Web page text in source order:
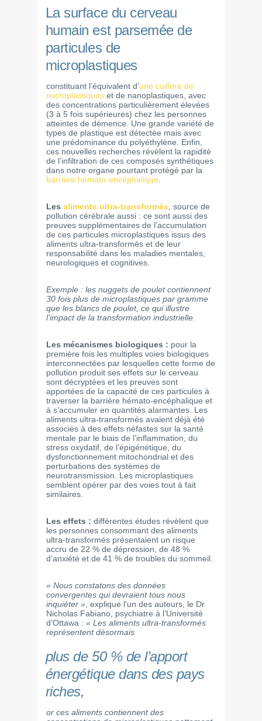
La surface du cerveau
humain est parsemée de
particules de
microplastiques
constituant l’équivalent d’une cuillère de
microplastiques et de nanoplastiques, avec
des concentrations particulièrement élevées
(3 à 5 fois supérieures) chez les personnes
atteintes de démence. Une grande variété de
types de plastique est détectée mais avec
une prédominance du polyéthylène. Enfin,
ces nouvelles recherches révèlent la rapidité
de l’infiltration de ces composés synthétiques
dans notre organe pourtant protégé par la
barrière hémato-encéphalique.
Les aliments ultra-transformés, source de
pollution cérébrale aussi : ce sont aussi des
preuves supplémentaires de l’accumulation
de ces particules microplastiques issus des
aliments ultra-transformés et de leur
responsabilité dans les maladies mentales,
neurologiques et cognitives.
Exemple : les nuggets de poulet contiennent
30 fois plus de microplastiques par gramme
que les blancs de poulet, ce qui illustre
l’impact de la transformation industrielle.
Les mécanismes biologiques : pour la
première fois les multiples voies biologiques
interconnectées par lesquelles cette forme de
pollution produit ses effets sur le cerveau
sont décryptées et les preuves sont
apportées de la capacité de ces particules à
traverser la barrière hémato-encéphalique et
à s’accumuler en quantités alarmantes. Les
aliments ultra-transformés avaient déjà été
associés à des effets néfastes sur la santé
mentale par le biais de l’inflammation, du
stress oxydatif, de l’épigénétique, du
dysfonctionnement mitochondrial et des
perturbations des systèmes de
neurotransmission. Les microplastiques
semblent opérer par des voies tout à fait
similaires.
Les effets : différentes études révèlent que
les personnes consommant des aliments
ultra-transformés présentaient un risque
accru de 22 % de dépression, de 48 %
d’anxiété et de 41 % de troubles du sommeil.
« Nous constatons des données
convergentes qui devraient tous nous
inquiéter », explique l’un des auteurs, le Dr
Nicholas Fabiano, psychiatre à l’Université
d’Ottawa : « Les aliments ultra-transformés
représentent désormais
plus de 50 % de l’apport
énergétique dans des pays
riches,
or ces aliments contiennent des